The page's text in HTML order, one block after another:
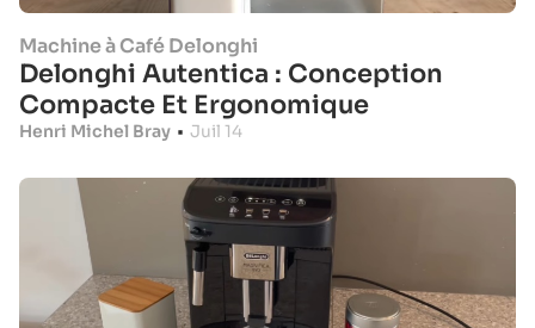
Machine à Café Delonghi
Delonghi Autentica : Conception
Compacte Et Ergonomique
Henri Michel Bray • Juil 14